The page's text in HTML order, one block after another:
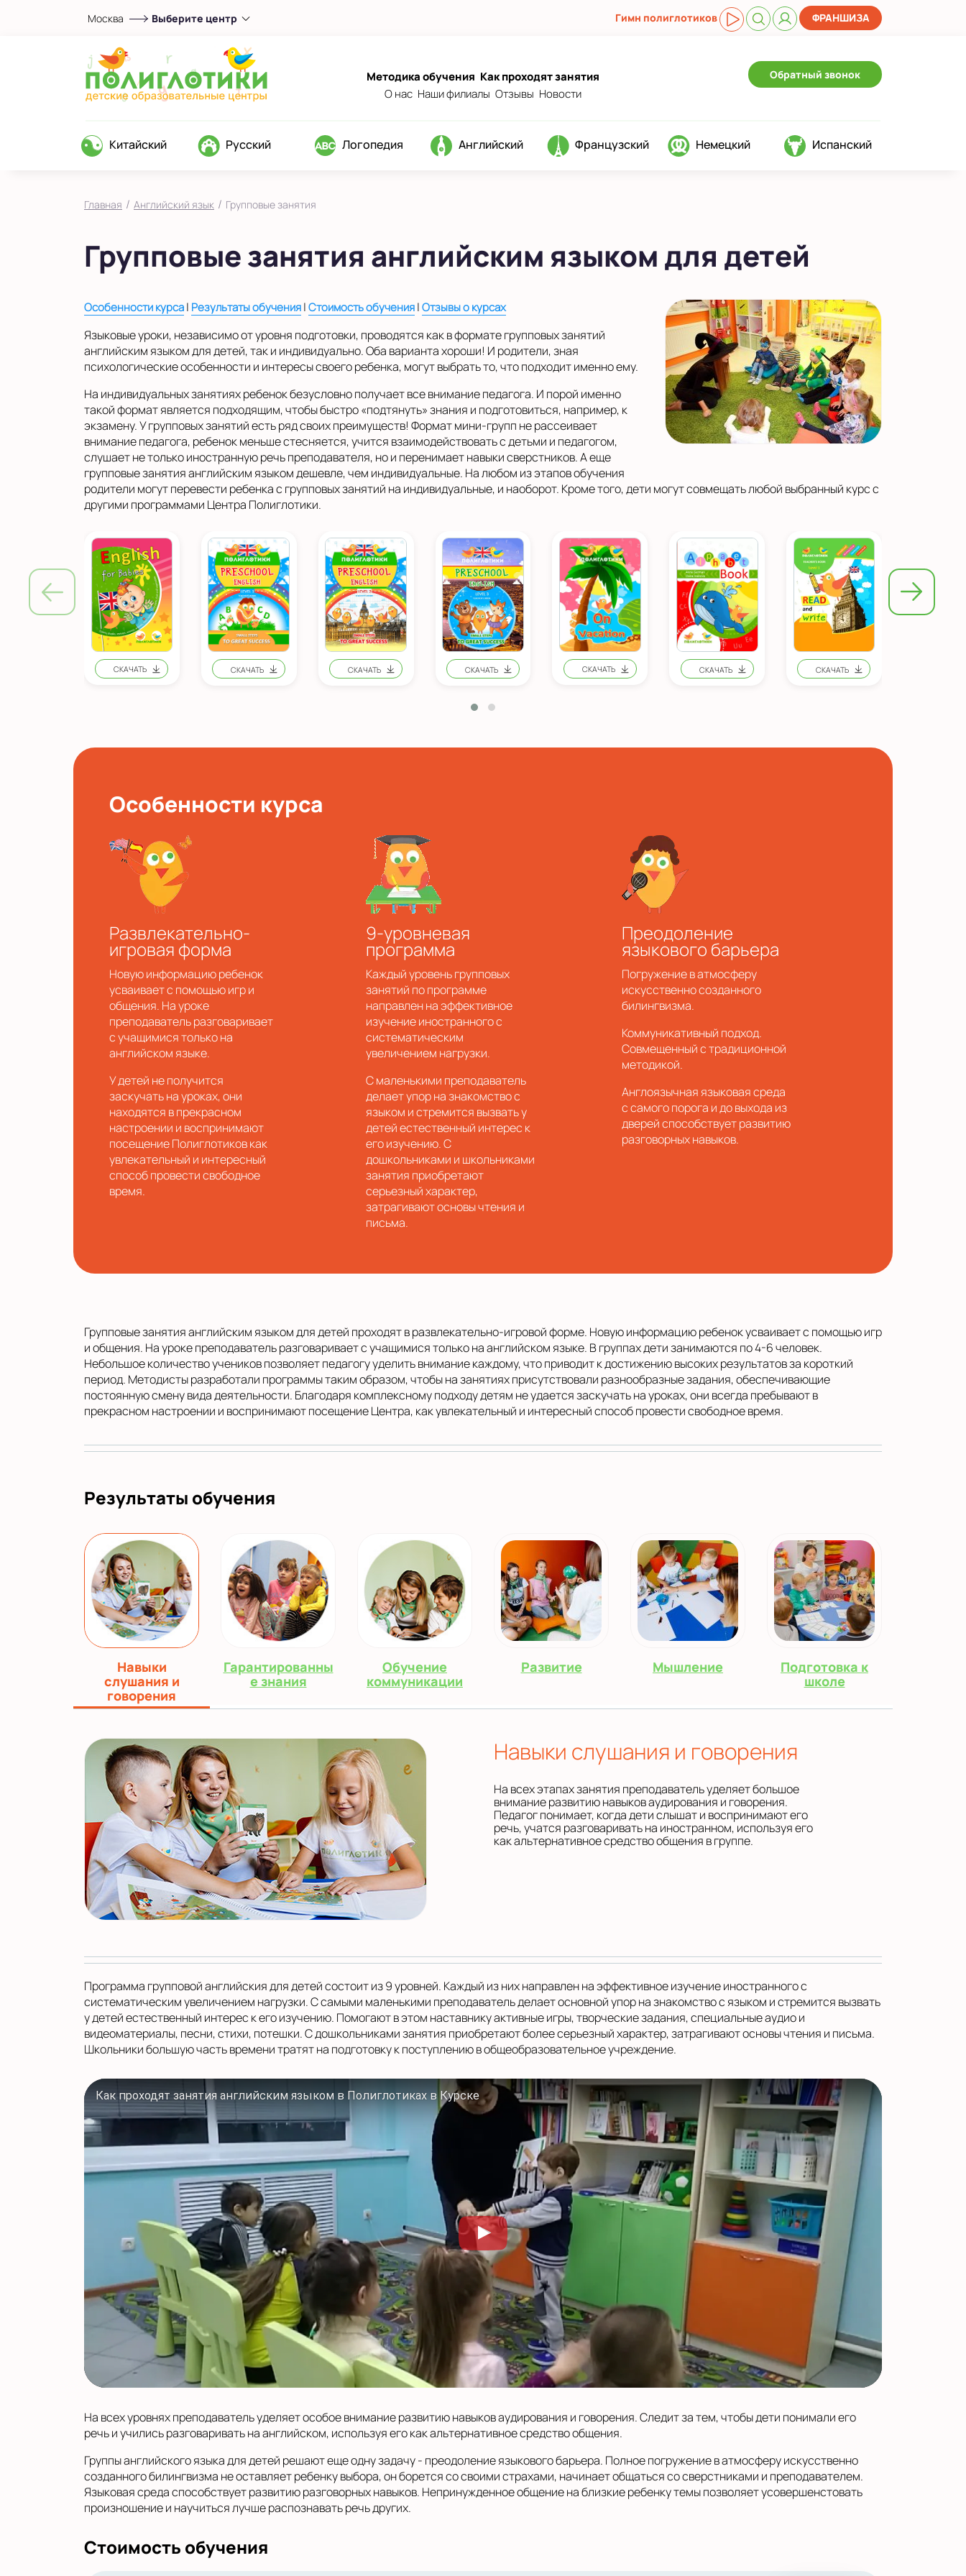
Москва Выберите центр
Выберите центр
Верхние Лихоборы
ЖК Прокшино
Ломоносовский
Якиманка
во Внуково
на Домодедовской
в Московской области
Показать на карте
Выбрать другой город
Гимн полиглотиков ФРАНШИЗА
Методика обучения Как проходят занятия
О нас Наши филиалы Отзывы Новости
Обратный звонок
Китайский Русский Логопедия Английский Французский Немецкий Испанский
Главная / Английский язык / Групповые занятия
Групповые занятия английским языком для детей
Особенности курса| Результаты обучения|Стоимость обучения|Отзывы о курсах
Языковые уроки, независимо от уровня подготовки, проводятся как в формате групповых занятий
английским языком для детей, так и индивидуально. Оба варианта хороши! И родители, зная
психологические особенности и интересы своего ребенка, могут выбрать то, что подходит именно ему.
На индивидуальных занятиях ребенок безусловно получает все внимание педагога. И порой именно
такой формат является подходящим, чтобы быстро «подтянуть» знания и подготовиться, например, к
экзамену. У групповых занятий есть ряд своих преимуществ! Формат мини-групп не рассеивает
внимание педагога, ребенок меньше стесняется, учится взаимодействовать с детьми и педагогом,
слушает не только иностранную речь преподавателя, но и перенимает навыки сверстников. А еще
групповые занятия английским языком дешевле, чем индивидуальные. На любом из этапов обучения
родители могут перевести ребенка с групповых занятий на индивидуальные, и наоборот. Кроме того, дети могут совмещать любой выбранный курс с
другими программами Центра Полиглотики.
Особенности курса
Развлекательно-
игровая форма
Новую информацию ребенок
усваивает с помощью игр и
общения. На уроке
преподаватель разговаривает
с учащимися только на
английском языке.
У детей не получится
заскучать на уроках, они
находятся в прекрасном
настроении и воспринимают
посещение Полиглотиков как
увлекательный и интересный
способ провести свободное
время.
9-уровневая
программа
Каждый уровень групповых
занятий по программе
направлен на эффективное
изучение иностранного с
систематическим
увеличением нагрузки.
С маленькими преподаватель
делает упор на знакомство с
языком и стремится вызвать у
детей естественный интерес к
его изучению. С
дошкольниками и школьниками
занятия приобретают
серьезный характер,
затрагивают основы чтения и
письма.
Преодоление
языкового барьера
Погружение в атмосферу
искусственно созданного
билингвизма.
Коммуникативный подход.
Совмещенный с традиционной
методикой.
Англоязычная языковая среда
с самого порога и до выхода из
дверей способствует развитию
разговорных навыков.
Групповые занятия английским языком для детей проходят в развлекательно-игровой форме. Новую информацию ребенок усваивает с помощью игр
и общения. На уроке преподаватель разговаривает с учащимися только на английском языке. В группах дети занимаются по 4-6 человек.
Небольшое количество учеников позволяет педагогу уделить внимание каждому, что приводит к достижению высоких результатов за короткий
период. Методисты разработали программы таким образом, чтобы на занятиях присутствовали разнообразные задания, обеспечивающие
постоянную смену вида деятельности. Благодаря комплексному подходу детям не удается заскучать на уроках, они всегда пребывают в
прекрасном настроении и воспринимают посещение Центра, как увлекательный и интересный способ провести свободное время.
Результаты обучения
Навыки
слушания и
говорения
Гарантированны
е знания
Обучение
коммуникации
Развитие Мышление
Подготовка к
школе
Навыки слушания и говорения
На всех этапах занятия преподаватель уделяет большое
внимание развитию навыков аудирования и говорения.
Педагог понимает, когда дети слышат и воспринимают его
речь, учатся разговаривать на иностранном, используя его
как альтернативное средство общения в группе.
Программа групповой английския для детей состоит из 9 уровней. Каждый из них направлен на эффективное изучение иностранного с
систематическим увеличением нагрузки. С самыми маленькими преподаватель делает основной упор на знакомство с языком и стремится вызвать
у детей естественный интерес к его изучению. Помогают в этом наставнику активные игры, творческие задания, специальные аудио и
видеоматериалы, песни, стихи, потешки. С дошкольниками занятия приобретают более серьезный характер, затрагивают основы чтения и письма.
Школьники большую часть времени тратят на подготовку к поступлению в общеобразовательное учреждение.
Как проходят занятия английским языком в Полиглотиках в Курске
На всех уровнях преподаватель уделяет особое внимание развитию навыков аудирования и говорения. Следит за тем, чтобы дети понимали его
речь и учились разговаривать на английском, используя его как альтернативное средство общения.
Группы английского языка для детей решают еще одну задачу - преодоление языкового барьера. Полное погружение в атмосферу искусственно
созданного билингвизма не оставляет ребенку выбора, он борется со своими страхами, начинает общаться со сверстниками и преподавателем.
Языковая среда способствует развитию разговорных навыков. Непринужденное общение на близкие ребенку темы позволяет усовершенстовать
произношение и научиться лучше распознавать речь других.
Стоимость обучения